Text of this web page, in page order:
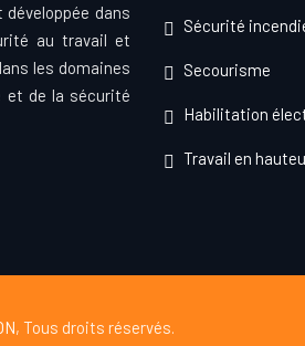
dans
au travail et
les domaines
et de la sécurité
Sécurité
Secourisme
Habilitation
Travail en
, Tous droits réservés.